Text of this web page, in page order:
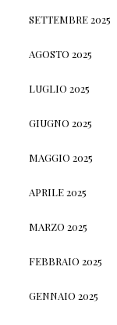
SETTEMBRE 2025
AGOSTO 2025
LUGLIO 2025
GIUGNO 2025
MAGGIO 2025
APRILE 2025
MARZO 2025
FEBBRAIO 2025
GENNAIO 2025